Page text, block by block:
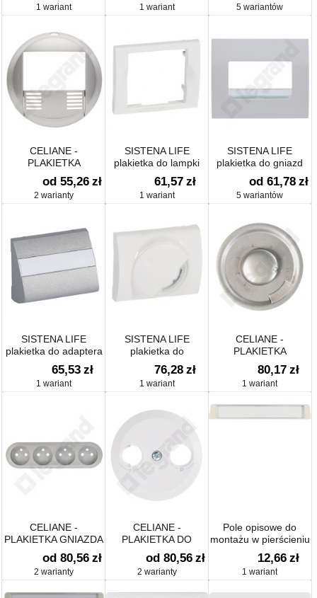
1 wariant 1 wariant 5 wariantów
CELIANE -
PLAKIETKA
ŁĄCZNIKA
DETEKROTA RUCHU
od 55,26 zł
2 warianty
SISTENA LIFE
plakietka do lampki
oświetlenia
awaryjnego
61,57 zł
1 wariant
SISTENA LIFE
plakietka do gniazd
telefonicznych i
komputerowych
od 61,78 zł
5 wariantów
SISTENA LIFE
plakietka do adaptera
AMP
65,53 zł
1 wariant
SISTENA LIFE
plakietka do
elektronicznego
regulatora
temperatury
76,28 zł
1 wariant
CELIANE -
PLAKIETKA
TERMOSTATU DO
OGRZEWANIA
PODŁOGOWEGO
80,17 zł
1 wariant
CELIANE -
PLAKIETKA GNIAZDA
4 X 2P+Z
ZESPOLONEGO
od 80,56 zł
2 warianty
CELIANE -
PLAKIETKA DO
TERMOSTATU
PROGRAM / TUNERA
RDS Z
od 80,56 zł
2 warianty
Pole opisowe do
montażu w pierścieniu
oddzielającym system
płytek centralnych
12,66 zł
1 wariant